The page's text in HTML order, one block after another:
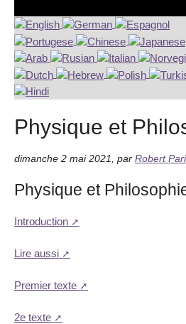
Physique et
dimanche 2 mai 2021 par Robert
Physique et
Introduction
Lire aussi
Premier texte
2e texte